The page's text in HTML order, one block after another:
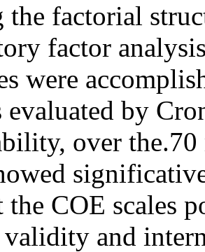
the factorial
factor
were
evaluated by
over
the COE scales
and